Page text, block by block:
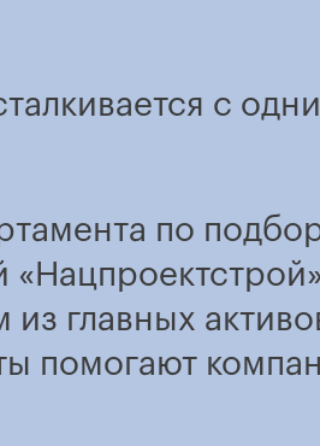
с
по
главных
помогают